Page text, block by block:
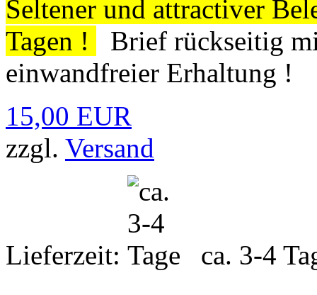
Seltener und attractiver
Tagen !
Brief rückseitig
einwandfreier Erhaltung !
15,00 EUR
zzgl. Versand
Lieferzeit: ca. 3-4